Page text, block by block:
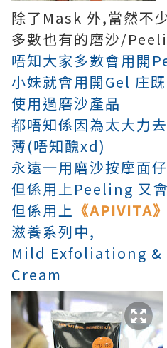
除了Mask 外,當然不
多數也有的磨沙/
唔知大家多數會用開
小妹就會用開Gel 庄
使用過磨沙產品
都唔知係因為太大力
薄(唔知醜xd)
永遠一用磨沙按摩面
但係用上Peeling 又
但係用上 《APIVITA》
滋養系列中,
Mild Exfoliationg
Cream